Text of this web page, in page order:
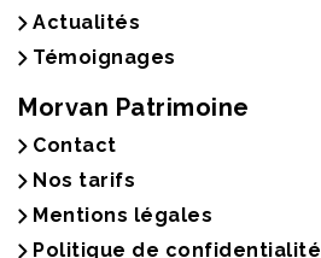
Actualités
Témoignages
Morvan Patrimoine
Contact
Nos tarifs
Mentions légales
Politique de confidentialité